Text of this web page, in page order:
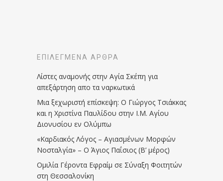
ΕΠΙΛΕΓΜΈΝΑ ΆΡΘΡΑ
Λίστες αναμονής στην Αγία Σκέπη για
απεξάρτηση απο τα ναρκωτικά
Μια ξεχωριστή επίσκεψη: Ο Γιώργος Τσιάκκας
και η Χριστίνα Παυλίδου στην Ι.Μ. Αγίου
Διονυσίου εν Ολύμπω
«Καρδιακός Λόγος – Αγιασμένων Μορφών
Νοσταλγία» – Ο Άγιος Παΐσιος (Β’ μέρος)
Ομιλία Γέροντα Εφραίμ σε Σύναξη Φοιτητών
στη Θεσσαλονίκη